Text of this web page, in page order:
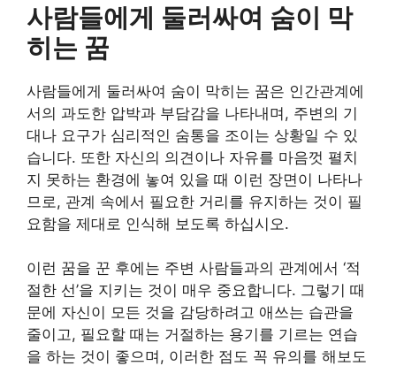
사람들에게 둘러싸여 숨이 막
히는 꿈
사람들에게 둘러싸여 숨이 막히는 꿈은 인간관계에
서의 과도한 압박과 부담감을 나타내며, 주변의 기
대나 요구가 심리적인 숨통을 조이는 상황일 수 있
습니다. 또한 자신의 의견이나 자유를 마음껏 펼치
지 못하는 환경에 놓여 있을 때 이런 장면이 나타나
므로, 관계 속에서 필요한 거리를 유지하는 것이 필
요함을 제대로 인식해 보도록 하십시오.
이런 꿈을 꾼 후에는 주변 사람들과의 관계에서 ‘적
절한 선’을 지키는 것이 매우 중요합니다. 그렇기 때
문에 자신이 모든 것을 감당하려고 애쓰는 습관을
줄이고, 필요할 때는 거절하는 용기를 기르는 연습
을 하는 것이 좋으며, 이러한 점도 꼭 유의를 해보도